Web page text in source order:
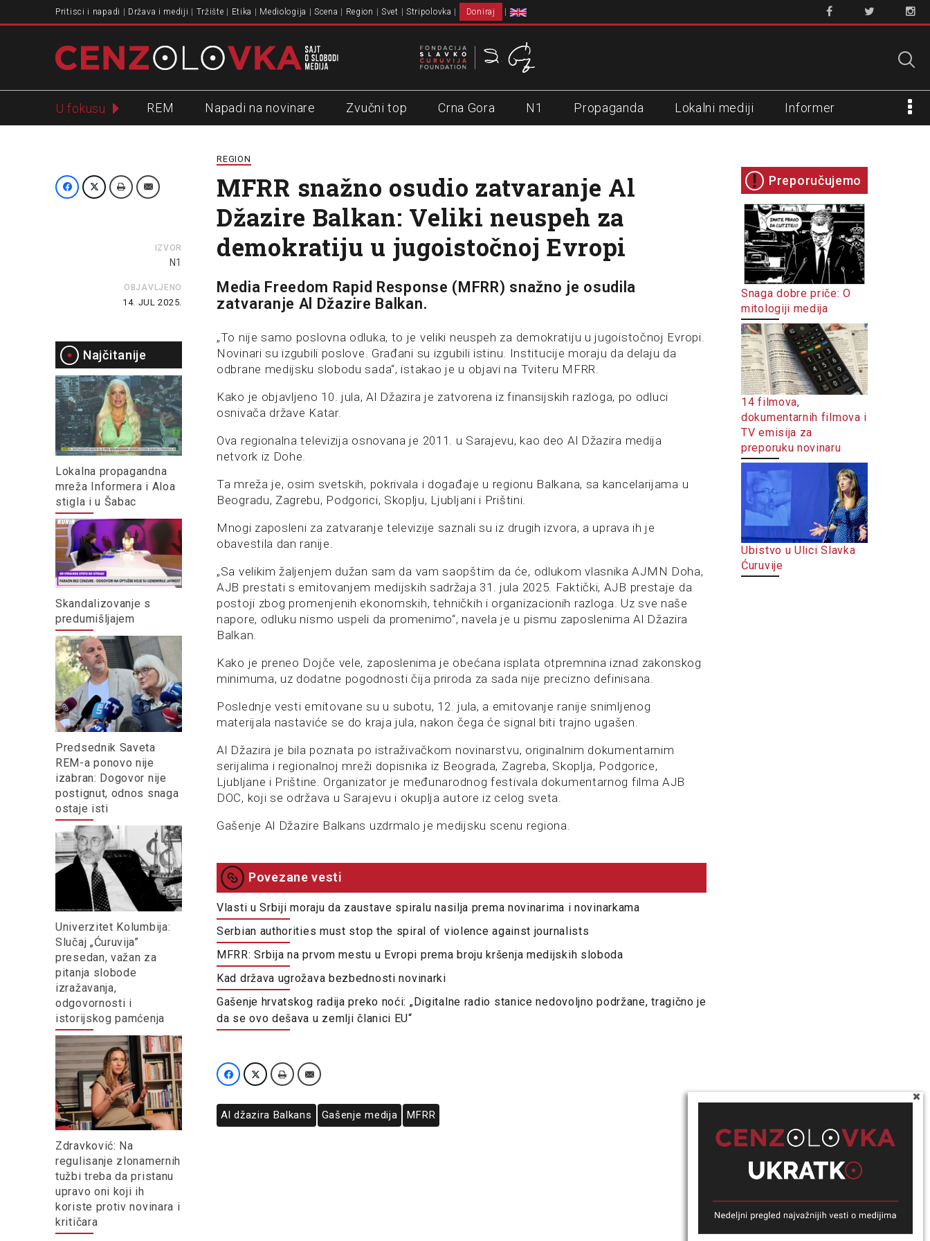
Pritisci i napadi Država i mediji Tržište Etika Mediologija Scena Region Svet Stripolovka Doniraj
U fokusu REM Napadi na novinare Zvučni top Crna Gora N1 Propaganda Lokalni mediji Informer
IZVOR
N1
OBJAVLJENO
14. JUL 2025.
Najčitanije
Lokalna propagandna
mreža Informera i Aloa
stigla i u Šabac
Skandalizovanje s
predumišljajem
Predsednik Saveta
REM-a ponovo nije
izabran: Dogovor nije
postignut, odnos snaga
ostaje isti
Univerzitet Kolumbija:
Slučaj „Ćuruvija”
presedan, važan za
pitanja slobode
izražavanja,
odgovornosti i
istorijskog pamćenja
Zdravković: Na
regulisanje zlonamernih
tužbi treba da pristanu
upravo oni koji ih
koriste protiv novinara i
kritičara
REGION
MFRR snažno osudio zatvaranje Al
Džazire Balkan: Veliki neuspeh za
demokratiju u jugoistočnoj Evropi
Media Freedom Rapid Response (MFRR) snažno je osudila
zatvaranje Al Džazire Balkan.
„To nije samo poslovna odluka, to je veliki neuspeh za demokratiju u jugoistočnoj Evropi.
Novinari su izgubili poslove. Građani su izgubili istinu. Institucije moraju da delaju da
odbrane medijsku slobodu sada“, istakao je u objavi na Tviteru MFRR.
Kako je objavljeno 10. jula, Al Džazira je zatvorena iz finansijskih razloga, po odluci
osnivača države Katar.
Ova regionalna televizija osnovana je 2011. u Sarajevu, kao deo Al Džazira medija
netvork iz Dohe.
Ta mreža je, osim svetskih, pokrivala i događaje u regionu Balkana, sa kancelarijama u
Beogradu, Zagrebu, Podgorici, Skoplju, Ljubljani i Prištini.
Mnogi zaposleni za zatvaranje televizije saznali su iz drugih izvora, a uprava ih je
obavestila dan ranije.
„Sa velikim žaljenjem dužan sam da vam saopštim da će, odlukom vlasnika AJMN Doha,
AJB prestati s emitovanjem medijskih sadržaja 31. jula 2025. Faktički, AJB prestaje da
postoji zbog promenjenih ekonomskih, tehničkih i organizacionih razloga. Uz sve naše
napore, odluku nismo uspeli da promenimo“, navela je u pismu zaposlenima Al Džazira
Balkan.
Kako je preneo Dojče vele, zaposlenima je obećana isplata otpremnina iznad zakonskog
minimuma, uz dodatne pogodnosti čija priroda za sada nije precizno definisana.
Poslednje vesti emitovane su u subotu, 12. jula, a emitovanje ranije snimljenog
materijala nastaviće se do kraja jula, nakon čega će signal biti trajno ugašen.
Al Džazira je bila poznata po istraživačkom novinarstvu, originalnim dokumentarnim
serijalima i regionalnoj mreži dopisnika iz Beograda, Zagreba, Skoplja, Podgorice,
Ljubljane i Prištine. Organizator je međunarodnog festivala dokumentarnog filma AJB
DOC, koji se održava u Sarajevu i okuplja autore iz celog sveta.
Gašenje Al Džazire Balkans uzdrmalo je medijsku scenu regiona.
Povezane vesti
Vlasti u Srbiji moraju da zaustave spiralu nasilja prema novinarima i novinarkama
Serbian authorities must stop the spiral of violence against journalists
MFRR: Srbija na prvom mestu u Evropi prema broju kršenja medijskih sloboda
Kad država ugrožava bezbednosti novinarki
Gašenje hrvatskog radija preko noći: „Digitalne radio stanice nedovoljno podržane, tragično je
da se ovo dešava u zemlji članici EU“
Al džazira Balkans Gašenje medija MFRR
Preporučujemo
Snaga dobre priče: O
mitologiji medija
14 filmova,
dokumentarnih filmova i
TV emisija za
preporuku novinaru
Ubistvo u Ulici Slavka
Ćuruvije